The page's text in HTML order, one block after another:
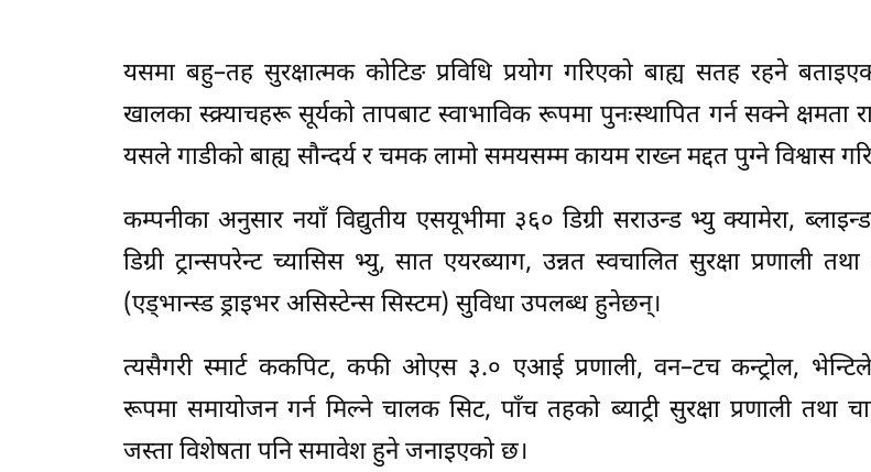
यसमा बहु–तह सुरक्षात्मक कोटिङ प्रविधि प्रयोग गरिएको बाह्य सतह रहने
खालका स्क्र्याचहरू सूर्यको तापबाट स्वाभाविक रूपमा पुनःस्थापित गर्न सक्ने क्षमता
यसले गाडीको बाह्य सौन्दर्य र चमक लामो समयसम्म कायम राख्न मद्दत पुग्ने विश्वास
कम्पनीका अनुसार नयाँ विद्युतीय एसयूभीमा ३६० डिग्री सराउन्ड भ्यु क्यामेरा,
डिग्री ट्रान्सपरेन्ट च्यासिस भ्यु, सात एयरब्याग, उन्नत स्वचालित सुरक्षा प्रणाली
(एड्भान्स्ड ड्राइभर असिस्टेन्स सिस्टम) सुविधा उपलब्ध हुनेछन्।
त्यसैगरी स्मार्ट ककपिट, कफी ओएस ३.० एआई प्रणाली, वन–टच कन्ट्रोल,
रूपमा समायोजन गर्न मिल्ने चालक सिट, पाँच तहको ब्याट्री सुरक्षा प्रणाली तथा
जस्ता विशेषता पनि समावेश हुने जनाइएको छ।